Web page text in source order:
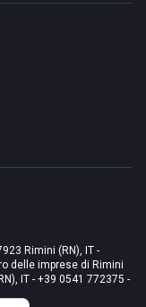
Rimini (RN), IT -
delle imprese di Rimini
IT - +39 0541 772375 -